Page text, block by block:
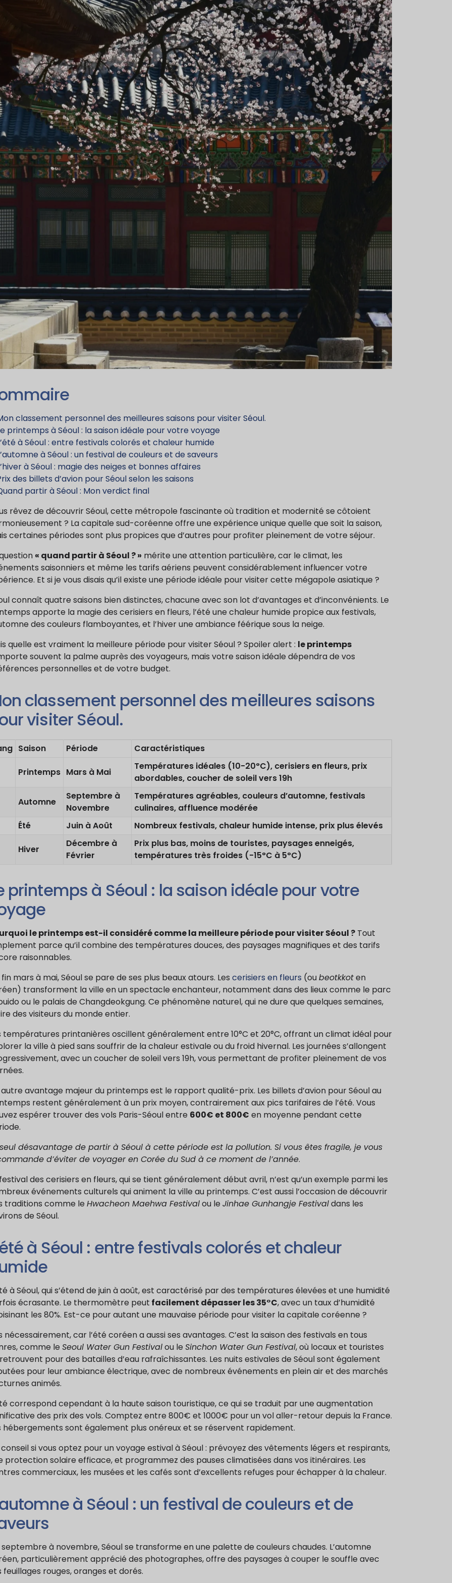
classement personnel des meilleures saisons pour visiter Séoul.
printemps à Séoul : la saison idéale pour votre voyage
à Séoul : entre festivals colorés et chaleur humide
à Séoul : un festival de couleurs et de saveurs
à Séoul : magie des neiges et bonnes affaires
des billets d’avion pour Séoul selon les saisons
partir à Séoul : Mon verdict final
rêvez de découvrir Séoul, cette métropole fascinante où tradition et modernité se côtoient
? La capitale sud-coréenne offre une expérience unique quelle que soit la saison,
certaines périodes sont plus propices que d’autres pour profiter pleinement de votre séjour.
« quand partir à Séoul ? » mérite une attention particulière, car le climat, les
saisonniers et même les tarifs aériens peuvent considérablement influencer votre
Et si je vous disais qu’il existe une période idéale pour visiter cette mégapole asiatique ?
connaît quatre saisons bien distinctes, chacune avec son lot d’avantages et d’inconvénients. Le
apporte la magie des cerisiers en fleurs, l’été une chaleur humide propice aux festivals,
des couleurs flamboyantes, et l’hiver une ambiance féérique sous la neige.
quelle est vraiment la meilleure période pour visiter Séoul ? Spoiler alert : le printemps
souvent la palme auprès des voyageurs, mais votre saison idéale dépendra de vos
personnelles et de votre budget.
classement personnel des meilleures saisons
visiter Séoul.
Saison Période Caractéristiques
Printemps Mars à Mai
Températures idéales (10-20°C), cerisiers en fleurs, prix
abordables, coucher de soleil vers 19h
Automne
Septembre à
Novembre
Températures agréables, couleurs d’automne, festivals
culinaires, affluence modérée
Été
Juin à Août Nombreux festivals, chaleur humide intense, prix plus élevés
Hiver
Décembre à
Février
Prix plus bas, moins de touristes, paysages enneigés,
températures très froides (-15°C à 5°C)
printemps à Séoul : la saison idéale pour votre
le printemps est-il considéré comme la meilleure période pour visiter Séoul ?Tout
parce qu’il combine des températures douces, des paysages magnifiques et des tarifs
raisonnables.
mars à mai, Séoul se pare de ses plus beaux atours. Les cerisiers en fleurs (oubeotkkoten
transforment la ville en un spectacle enchanteur, notamment dans des lieux comme le parc
ou le palais de Changdeokgung. Ce phénomène naturel, qui ne dure que quelques semaines,
des visiteurs du monde entier.
températures printanières oscillent généralement entre 10°C et 20°C, offrant un climat idéal pour
la ville à pied sans souffrir de la chaleur estivale ou du froid hivernal. Les journées s’allongent
avec un coucher de soleil vers 19h, vous permettant de profiter pleinement de vos
avantage majeur du printemps est le rapport qualité-prix. Les billets d’avion pour Séoul au
restent généralement à un prix moyen, contrairement aux pics tarifaires de l’été. Vous
espérer trouver des vols Paris-Séoul entre 600€ et 800€ en moyenne pendant cette
désavantage de partir à Séoul à cette période est la pollution. Si vous êtes fragile, je vous
d’éviter de voyager en Corée du Sud à ce moment de l’année.
des cerisiers en fleurs, qui se tient généralement début avril, n’est qu’un exemple parmi les
événements culturels qui animent la ville au printemps. C’est aussi l’occasion de découvrir
traditions comme le Hwacheon Maehwa Festivalou le Jinhae Gunhangje Festivaldans les
de Séoul.
à Séoul : entre festivals colorés et chaleur
à Séoul, qui s’étend de juin à août, est caractérisé par des températures élevées et une humidité
écrasante. Le thermomètre peut facilement dépasser les 35°C, avec un taux d’humidité
les 80%. Est-ce pour autant une mauvaise période pour visiter la capitale coréenne ?
nécessairement, car l’été coréen a aussi ses avantages. C’est la saison des festivals en tous
comme le Seoul Water Gun Festivalou le Sinchon Water Gun Festival, où locaux et touristes
pour des batailles d’eau rafraîchissantes. Les nuits estivales de Séoul sont également
pour leur ambiance électrique, avec de nombreux événements en plein air et des marchés
animés.
correspond cependant à la haute saison touristique, ce qui se traduit par une augmentation
des prix des vols. Comptez entre 800€ et 1000€ pour un vol aller-retour depuis la France.
hébergements sont également plus onéreux et se réservent rapidement.
si vous optez pour un voyage estival à Séoul : prévoyez des vêtements légers et respirants,
protection solaire efficace, et programmez des pauses climatisées dans vos itinéraires. Les
commerciaux, les musées et les cafés sont d’excellents refuges pour échapper à la chaleur.
à Séoul : un festival de couleurs et de
à novembre, Séoul se transforme en une palette de couleurs chaudes. L’automne
particulièrement apprécié des photographes, offre des paysages à couper le souffle avec
feuillages rouges, oranges et dorés.